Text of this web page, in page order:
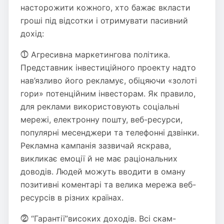
насторожити кожного, хто бажає вкласти
гроші під відсотки і отримувати пасивний
дохід:
⓵ Агресивна маркетингова політика.
Представник інвестиційного проекту надто
нав’язливо його рекламує, обіцяючи «золоті
гори» потенційним інвесторам. Як правило,
для реклами використовують соціальні
мережі, електронну пошту, веб-ресурси,
популярні месенджери та телефонні дзвінки.
Рекламна кампанія зазвичай яскрава,
викликає емоції й не має раціональних
доводів. Людей можуть вводити в оману
позитивні коментарі та велика мережа веб-
ресурсів в різних країнах.
⓶ “Гарантії”високих доходів. Всі скам-